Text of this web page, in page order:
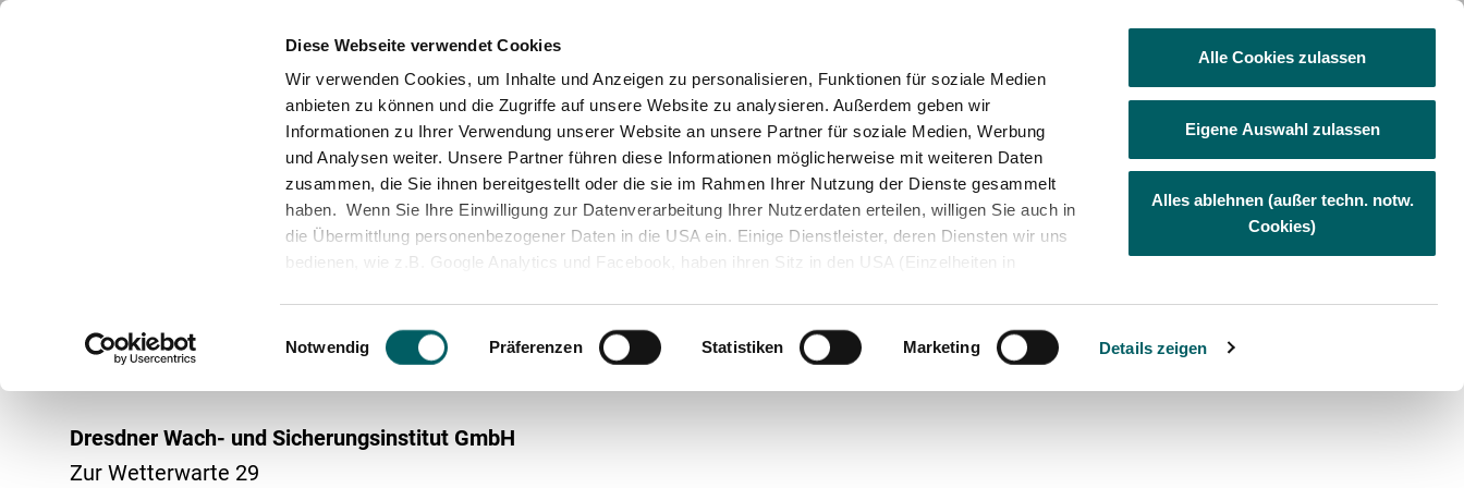
Diese Webseite verwendet Cookies
Wir verwenden Cookies, um Inhalte und Anzeigen zu personalisieren, Funktionen für soziale Medien
anbieten zu können und die Zugriffe auf unsere Website zu analysieren. Außerdem geben wir
Informationen zu Ihrer Verwendung unserer Website an unsere Partner für soziale Medien, Werbung
und Analysen weiter. Unsere Partner führen diese Informationen möglicherweise mit weiteren Daten
zusammen, die Sie ihnen bereitgestellt oder die sie im Rahmen Ihrer Nutzung der Dienste gesammelt
haben. Wenn Sie Ihre Einwilligung zur Datenverarbeitung Ihrer Nutzerdaten erteilen, willigen Sie auch in
die Übermittlung personenbezogener Daten in die USA ein. Einige Dienstleister, deren Diensten wir uns
bedienen, wie z.B. Google Analytics und Facebook, haben ihren Sitz in den USA (Einzelheiten in
Shield 2.0 -
https://www.dataprivacyframework.gov/s/) gegenwärtig im Einklang mit dem
europäischen Datenschutz.
Änderung der Cookie-Auswahl/Widerruf der Einwilligung
Einwilligungsauswahl
Notwendig Präferenzen Statistiken Marketing Details zeigen
Alle Cookies zulassen
Eigene Auswahl zulassen
Alles ablehnen (außer techn. notw.
Cookies)
Besuchen Sie uns auf Facebook
Visit us at Linkedin
Visit us at XingBesuchen Sie uns
Besuchen
Partner & Abteilungen Mitarbeiter*innen
Startseite Dienstleistungen
Technische Sicherheit Mobile Sicherheit Weitere Dienstleistungen
Unternehmen
Qualität Nachhaltigkeit Umweltschutz
Ausbildung Weiterbildung und Quereinstieg
Jobbörse
Impressum
Dresdner Wach- und Sicherungsinstitut GmbH
Zur Wetterwarte 29